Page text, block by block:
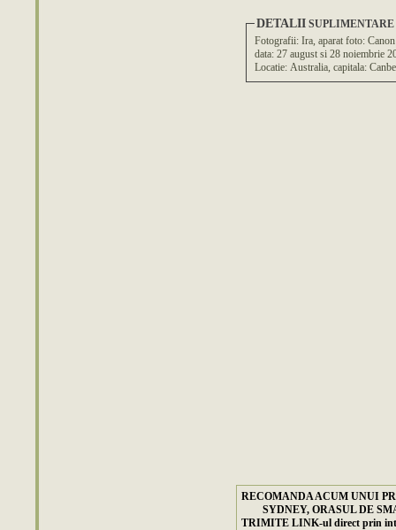
DETALII SUPLIMENTARE
Fotografii: Ira, aparat foto:
data: 27 august si 28 noiembrie
Locatie: Australia, capitala:
RECOMANDA ACUM UNUI
SYDNEY, ORASUL DE
TRIMITE LINK-ul direct prin